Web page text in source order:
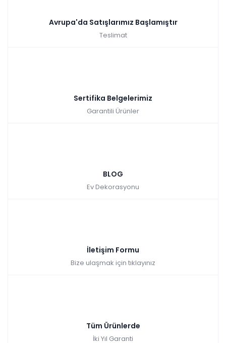
Avrupa'da Satışlarımız Başlamıştır
Teslimat
Sertifika Belgelerimiz
Garantili Ürünler
BLOG
Ev Dekorasyonu
İletişim Formu
Bize ulaşmak için tıklayınız
Tüm Ürünlerde
İki Yıl Garanti